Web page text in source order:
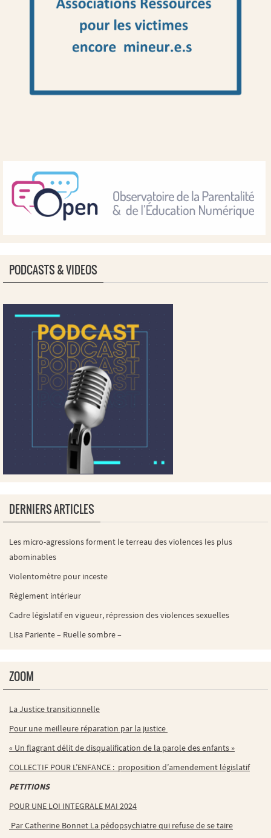
PODCASTS & VIDEOS
DERNIERS ARTICLES
Les micro-agressions forment le terreau des violences les plus
abominables
Violentomètre pour inceste
Règlement intérieur
Cadre législatif en vigueur, répression des violences sexuelles
Lisa Pariente – Ruelle sombre –
ZOOM
La Justice transitionnelle
Pour une meilleure réparation par la justice
« Un flagrant délit de disqualification de la parole des enfants »
COLLECTIF POUR L’ENFANCE : proposition d’amendement législatif
PETITIONS
POUR UNE LOI INTEGRALE MAI 2024
Par Catherine Bonnet La pédopsychiatre qui refuse de se taire